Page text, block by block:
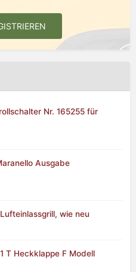
Nr. 165255 für
Ausgabe
wie neu
T Heckklappe F Modell